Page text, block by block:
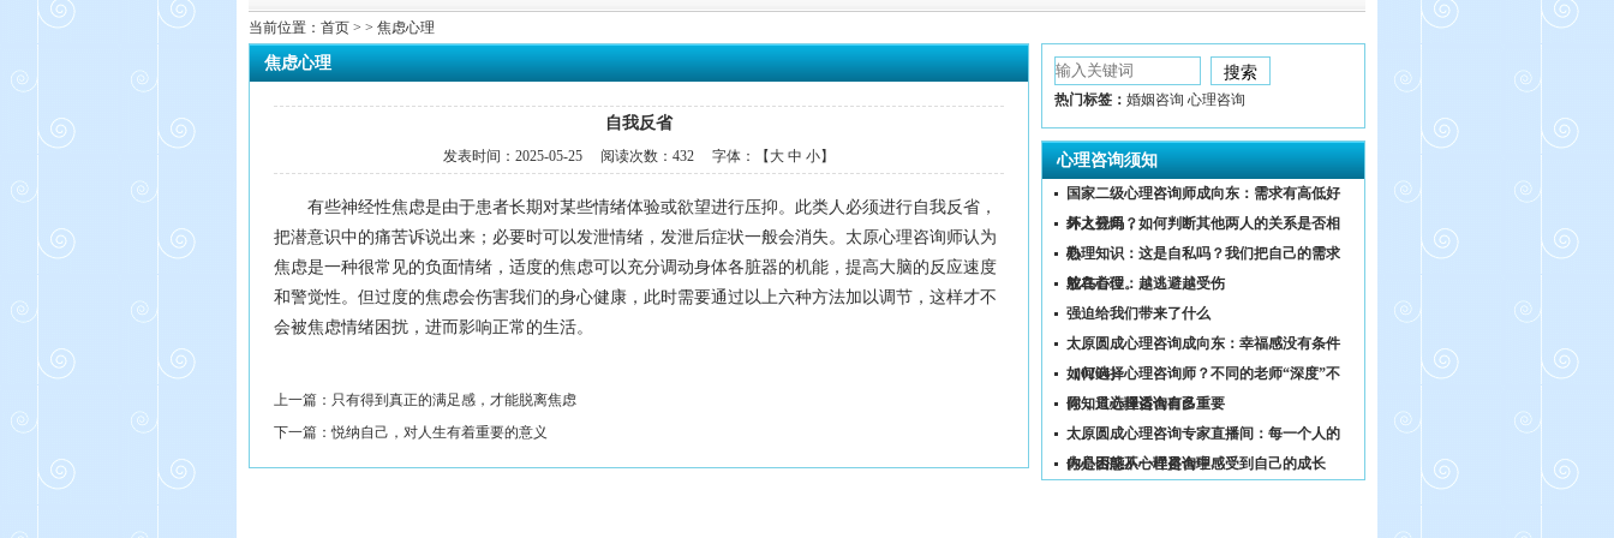
当前位置： 首页 > > 焦虑心理
热门标签： 婚姻咨询 心理咨询
心理咨询须知
国家二级心理咨询师成向东：需求有高低好
坏之分吗？
外人视角，如何判断其他两人的关系是否相
熟
心理知识：这是自私吗？我们把自己的需求
放在首位。
鸵鸟心理：越逃避越受伤
强迫给我们带来了什么
太原圆成心理咨询成向东：幸福感没有条件
（0204）
如何选择心理咨询师？不同的老师“深度”不
同，只选择适合自己
你知道心理咨询有多重要
太原圆成心理咨询专家直播间：每一个人的
内心困惑不一样是合理
你是否能从心理咨询中感受到自己的成长
焦虑心理
自我反省
发表时间： 2025-05-25 阅读次数： 432 字体：【 大 中 小】
有些神经性焦虑是由于患者长期对某些情绪体验或欲望进行压抑。此类人必须进行自我反省，
把潜意识中的痛苦诉说出来；必要时可以发泄情绪，发泄后症状一般会消失。太原心理咨询师认为
焦虑是一种很常见的负面情绪，适度的焦虑可以充分调动身体各脏器的机能，提高大脑的反应速度
和警觉性。但过度的焦虑会伤害我们的身心健康，此时需要通过以上六种方法加 以调节，这样才不
会被焦虑情绪困扰，进而影响正常的生活。
上一篇： 只有得到真正的满足感，才能脱离焦虑
下一篇：悦纳自己，对人生有着重要的意义